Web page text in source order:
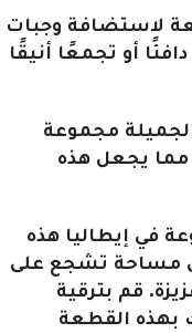
لاستضافة وجبات
أو تجمعًا أنيقًا
مجموعة
مما يجعل هذه
في إيطاليا هذه
مساحة تشجع على
قم بترقية
بهذه القطعة